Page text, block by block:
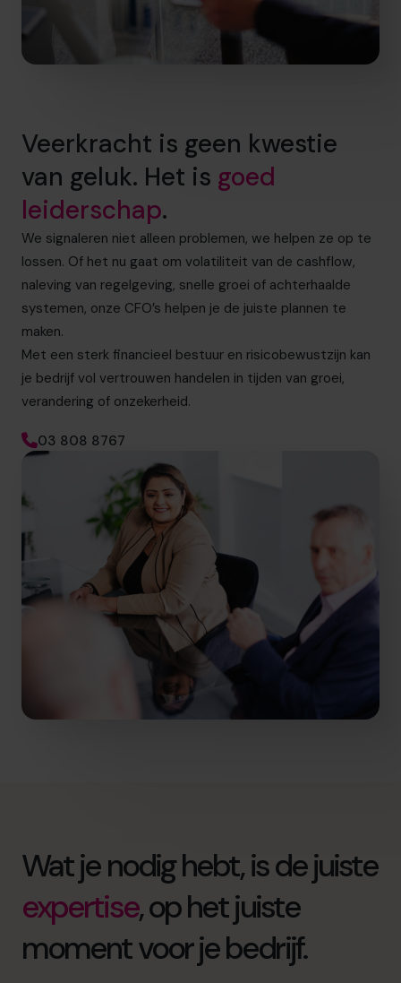
Veerkracht is geen kwestie
van geluk. Het is goed
leiderschap.
We signaleren niet alleen problemen, we helpen ze op te
lossen. Of het nu gaat om volatiliteit van de cashflow,
naleving van regelgeving, snelle groei of achterhaalde
systemen, onze CFO’s helpen je de juiste plannen te
maken.
Met een sterk financieel bestuur en risicobewustzijn kan
je bedrijf vol vertrouwen handelen in tijden van groei,
verandering of onzekerheid.
03 808 8767
Wat je nodig hebt, is de juiste
expertise, op het juiste
moment voor je bedrijf.